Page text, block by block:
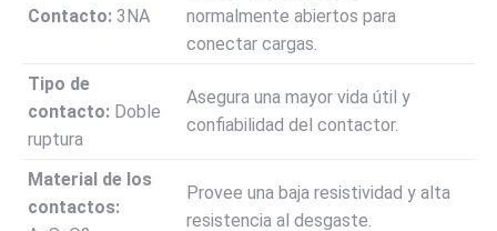
Contacto: 3NA
normalmente abiertos para
conectar cargas.
Tipo de
contacto: Doble
ruptura
Asegura una mayor vida útil y
confiabilidad del contactor.
Material de los
contactos:
Provee una baja resistividad y alta
resistencia al desgaste.